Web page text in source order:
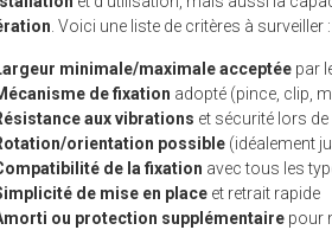
. Voici une liste de critères à surveiller :
minimale/maximale acceptée par
de fixation adopté (pince, clip,
aux vibrations et sécurité lors
orientation possible (idéalement
de la fixation avec tous les
de mise en place et retrait rapide
ou protection supplémentaire pour